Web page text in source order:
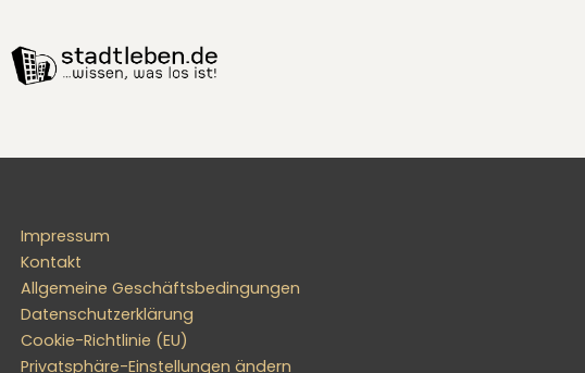
Impressum
Kontakt
Allgemeine Geschäftsbedingungen
Datenschutzerklärung
Cookie-Richtlinie (EU)
Privatsphäre-Einstellungen ändern